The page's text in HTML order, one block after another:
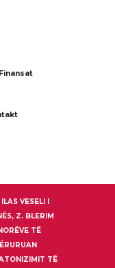
Finansat
VESELI I
Z. BLERIM
TË
TË